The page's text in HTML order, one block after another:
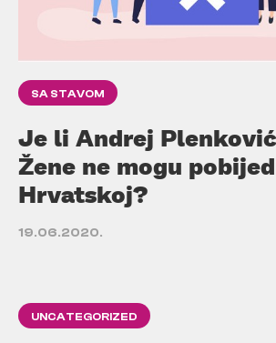
SA STAVOM
Je li Andrej
Žene ne mogu
Hrvatskoj?
19.06.2020.
UNCATEGORIZED